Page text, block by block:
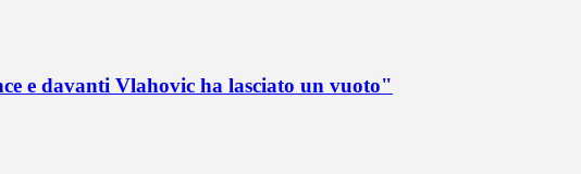
e davanti Vlahovic ha lasciato un vuoto"